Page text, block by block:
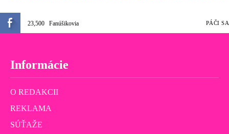
23,500 Fanúšikovia PÁČI SA
Informácie
O REDAKCII
REKLAMA
SÚŤAŽE